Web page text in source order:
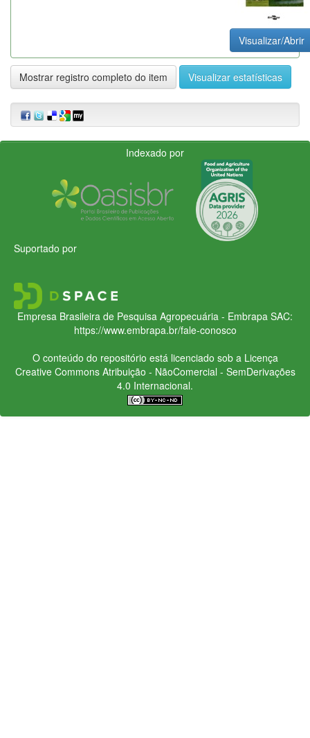
Visualizar/Abrir
Mostrar registro completo do item Visualizar estatísticas
Indexado por
Suportado por
Empresa Brasileira de Pesquisa Agropecuária - Embrapa SAC:
https://www.embrapa.br/fale-conosco
O conteúdo do repositório está licenciado sob a Licença
Creative CommonsAtribuição - NãoComercial - SemDerivações
4.0 Internacional.